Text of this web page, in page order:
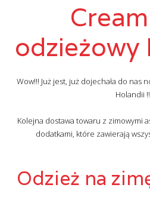
odzieżowy
Wow!!! Już jest, już dojechała do nas
Holandii
Kolejna dostawa towaru z zimowymi
dodatkami, które zawierają
Odzież na